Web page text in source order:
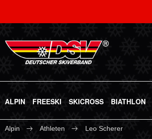
ALPIN FREESKI SKICROSS BIATHLON
Alpin Athleten Leo Scherer